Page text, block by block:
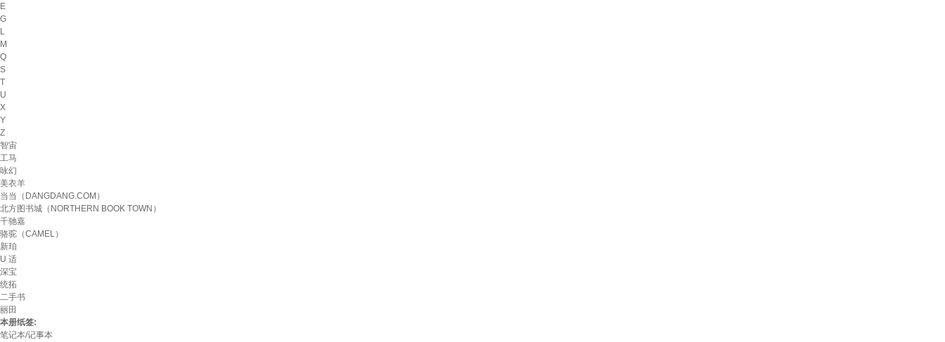
E
G
L
M
Q
S
T
U
X
Y
Z
智宙
工马
咏幻
美衣羊
当当（DANGDANG.COM）
北方图书城（NORTHERN BOOK TOWN）
千驰嘉
骆驼（CAMEL）
新珀
U 适
深宝
统拓
二手书
丽田
本册纸签:
笔记本/记事本